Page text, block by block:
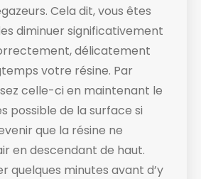
Cela dit, vous êtes
diminuer significativement
délicatement
votre résine. Par
celle-ci en maintenant le
possible de la surface si
que la résine ne
en descendant de haut.
quelques minutes avant d’y